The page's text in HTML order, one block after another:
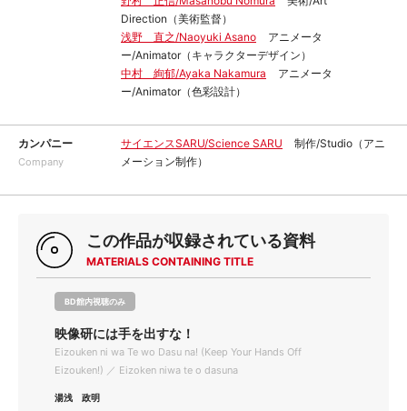
Direction（美術監督）
浅野 直之/Naoyuki Asano
アニメータ
ー/Animator（キャラクターデザイン）
中村 絢郁/Ayaka Nakamura
アニメータ
ー/Animator（色彩設計）
カンパニー
Company
サイエンスSARU/Science SARU
制作/Studio（アニ
メーション制作）
この作品が収録されている資料
MATERIALS CONTAINING TITLE
BD館内視聴のみ
映像研には手を出すな！
Eizouken ni wa Te wo Dasu na! (Keep Your Hands Off
Eizouken!) ／ Eizoken niwa te o dasuna
湯浅 政明